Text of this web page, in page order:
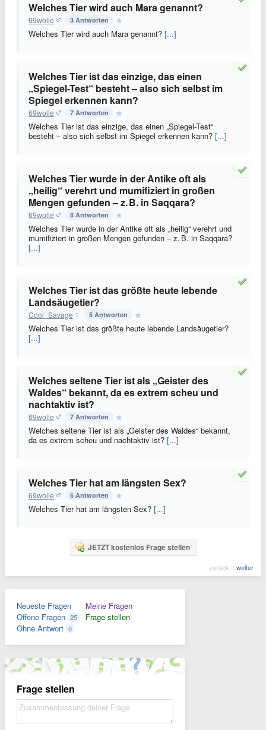
Welches Tier wird auch Mara genannt?
69wolle 3 Antworten
Welches Tier wird auch Mara genannt? [...]
Welches Tier ist das einzige, das einen
„Spiegel-Test“ besteht – also sich selbst im
Spiegel erkennen kann?
69wolle 7 Antworten
Welches Tier ist das einzige, das einen „Spiegel-Test“
besteht – also sich selbst im Spiegel erkennen kann? [...]
Welches Tier wurde in der Antike oft als
„heilig“ verehrt und mumifiziert in großen
Mengen gefunden – z. B. in Saqqara?
69wolle 8 Antworten
Welches Tier wurde in der Antike oft als „heilig“ verehrt und
mumifiziert in großen Mengen gefunden – z. B. in Saqqara?
[...]
Welches Tier ist das größte heute lebende
Landsäugetier?
Cool_Savage 5 Antworten
Welches Tier ist das größte heute lebende Landsäugetier?
[...]
Welches seltene Tier ist als „Geister des
Waldes“ bekannt, da es extrem scheu und
nachtaktiv ist?
69wolle 7 Antworten
Welches seltene Tier ist als „Geister des Waldes“ bekannt,
da es extrem scheu und nachtaktiv ist? [...]
Welches Tier hat am längsten Sex?
69wolle 6 Antworten
Welches Tier hat am längsten Sex? [...]
JETZT kostenlos Frage stellen
zurück :: weiter
Neueste Fragen
Offene Fragen 25
Ohne Antwort 0
Meine Fragen
Frage stellen
Frage stellen